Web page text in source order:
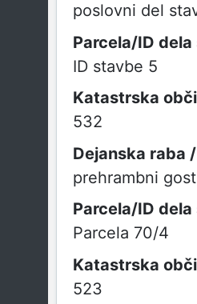
poslovni del
ID stavbe 5
532
prehrambni
Parcela 70/4
523